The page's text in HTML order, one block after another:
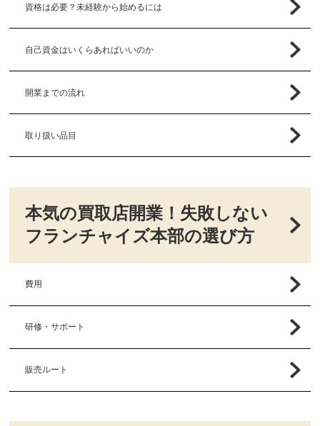
資格は必要？未経験から始めるには
自己資金はいくらあればいいのか
開業までの流れ
取り扱い品目
本気の買取店開業！失敗しない
フランチャイズ本部の選び方
費用
研修・サポート
販売ルート